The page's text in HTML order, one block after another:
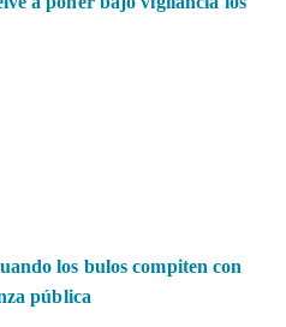
los bulos compiten con
pública